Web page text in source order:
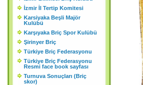
İzmir İl Tertip Komitesi
Karsiyaka Beşli Majör
Kulübü
Karşıyaka Briç Spor Kulübü
Şirinyer Briç
Türkiye Briç Federasyonu
Türkiye Briç Federasyonu
Resmi face book sayfası
Turnuva Sonuçları (Briç
skor)